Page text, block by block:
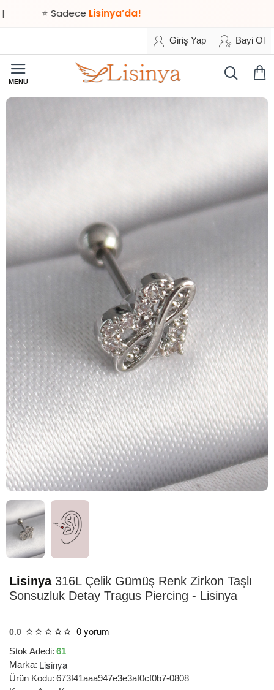
⭐ SadeceLisinya’da!
Giriş Yap Bayi Ol
TESLİMAT
Lisinya316L Çelik Gümüş Renk Zirkon Taşlı
Sonsuzluk Detay Tragus Piercing - Lisinya
0.0 0 yorum
Stok Adedi: 61
Marka: Lisinya
Ürün Kodu: 673f41aaa947e3e3af0cf0b7-0808